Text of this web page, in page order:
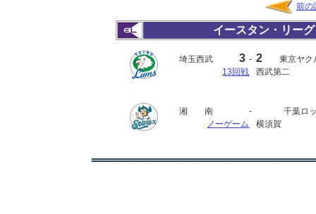
前の
イースタン・リーグ
埼玉西武 3 - 2
東京ヤク
13回戦
西武第二
湘 南 -
千葉ロ
ノーゲーム
横須賀